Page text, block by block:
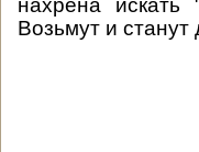
нахрена искать
Возьмут и